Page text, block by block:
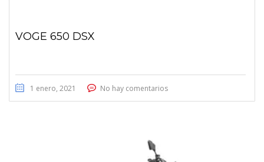
VOGE 650 DSX
1 enero, 2021 No hay comentarios